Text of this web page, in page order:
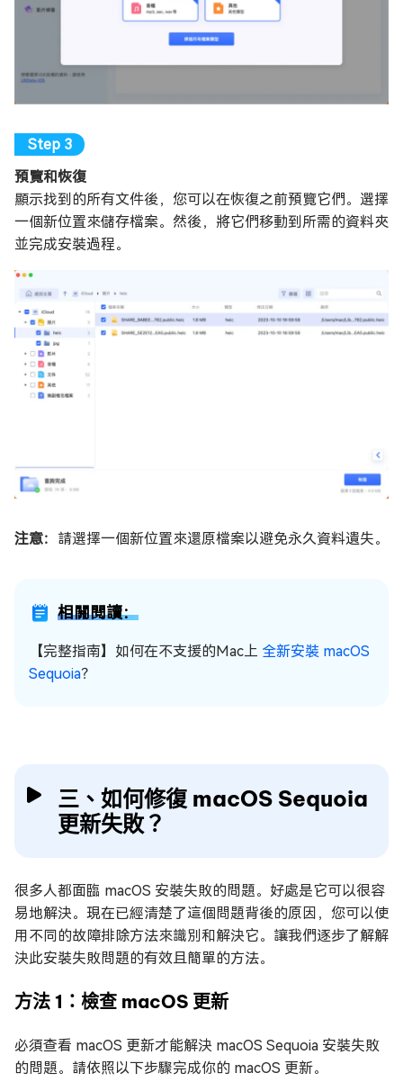
預覽和恢復
顯示找到的所有文件後，您可以在恢復之前預覽它們。選擇
一個新位置來儲存檔案。然後，將它們移動到所需的資料夾
並完成安裝過程。
注意： 請選擇一個新位置來還原檔案以避免永久資料遺失。
相關閱讀：
【完整指南】如何在不支援的Mac上 全新安裝 macOS
Sequoia？
三、如何修復 macOS Sequoia
更新失敗？
很多人都面臨 macOS 安裝失敗的問題。好處是它可以很容
易地解決。現在已經清楚了這個問題背後的原因，您可以使
用不同的故障排除方法來識別和解決它。讓我們逐步了解解
決此安裝失敗問題的有效且簡單的方法。
方法 1：檢查 macOS 更新
必須查看 macOS 更新才能解決 macOS Sequoia 安裝失敗
的問題。請依照以下步驟完成你的 macOS 更新。